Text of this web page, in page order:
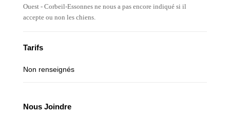
Ouest - Corbeil-Essonnes ne nous a pas encore indiqué si il
accepte ou non les chiens.
Tarifs
Non renseignés
Nous Joindre